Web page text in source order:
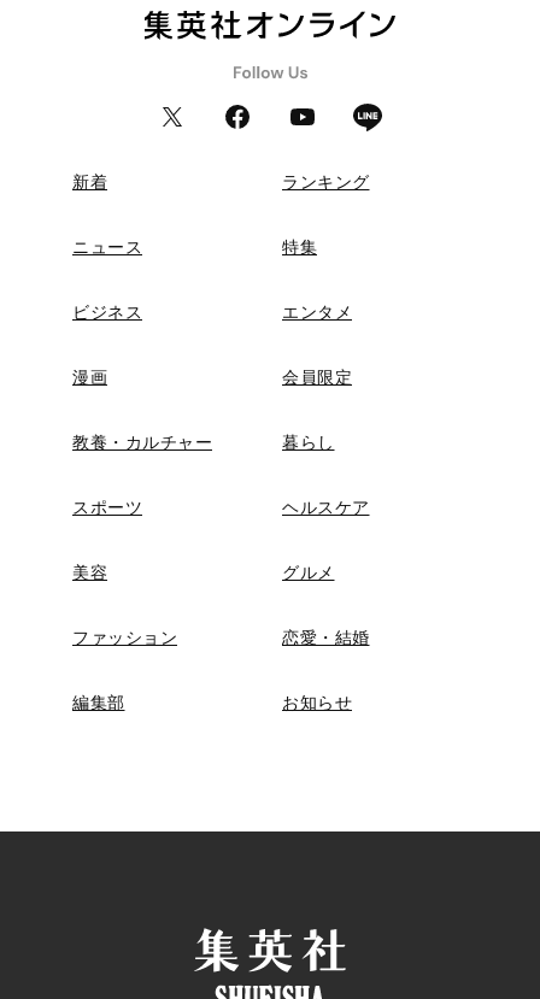
新着 ランキング
ニュース 特集
ビジネス エンタメ
漫画 会員限定
教養・カルチャー 暮らし
スポーツ ヘルスケア
美容 グルメ
ファッション 恋愛・結婚
編集部 お知らせ